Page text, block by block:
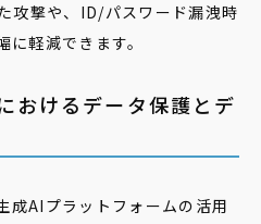
攻撃や、ID/パスワード漏洩時
軽減できます。
おけるデータ保護とデ
AIプラットフォームの活用